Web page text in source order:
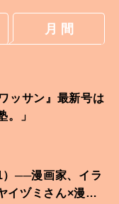
月 間
ッサン』最新号は
。」
──漫画家、イラ
イヅミさん×漫画